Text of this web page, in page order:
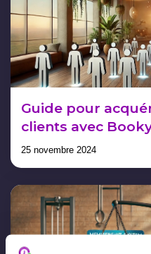
Guide pour
clients avec
25 novembre 2024